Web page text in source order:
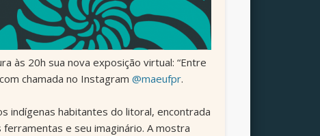
às 20h sua nova exposição virtual: “Entre
chamada no Instagram @maeufpr.
indígenas habitantes do litoral, encontrada
e seu imaginário. A mostra